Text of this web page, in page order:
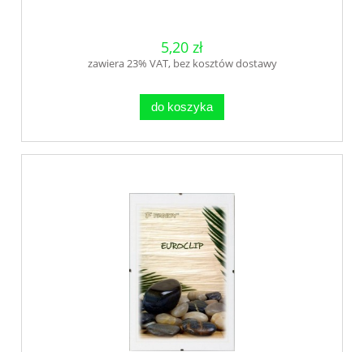
5,20 zł
zawiera 23% VAT, bez kosztów dostawy
do koszyka